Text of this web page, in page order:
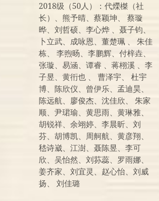
2018级（50人）：代爃榤（社
长）、熊予晴、蔡颖坤、 蔡璇
晔、刘哲硕、李心烨 、聂子钧、
卜立武、成咏恩、董楚珮 、 朱佳
栋、 李煦旸、李鹏辉、付梓垚、
张璇、易涵、谭睿 、蒋栩溪 、李
子昱、黄衎也 、 曹泽宇、 杜宇
博、陈欣仪、曾伊乐、孟迪昊、
陈远航、廖俊杰、沈佳欣、 朱家
顺、尹珺瑜、黄思雨、黄琳雅、
胡锐祥、余翊婷、李晨昕、刘
芬、胡博凯、周舸航、黄彦翔、
嵇诗崴、江澍、聂陈昱、李可
欣、吴怡然、刘荪蕊、罗雨娜、
姜齐家、刘宜灵、赵心怡、刘威
扬、 刘佳璐